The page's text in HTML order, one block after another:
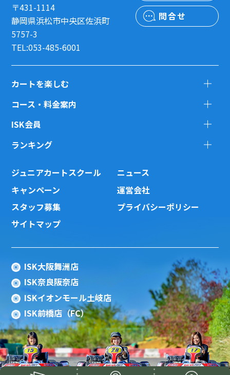
〒431-1114
静岡県浜松市中央区佐浜町
5757-3
TEL:053-485-6001
問合せ
カートを楽しむ
コース・料金案内
ISK会員
ランキング
ジュニアカートスクール
ニュース
キャンペーン
運営会社
スタッフ募集
プライバシーポリシー
サイトマップ
ISK大阪舞洲店
ISK奈良阪奈店
ISKイオンモール土岐店
ISK前橋店（FC）